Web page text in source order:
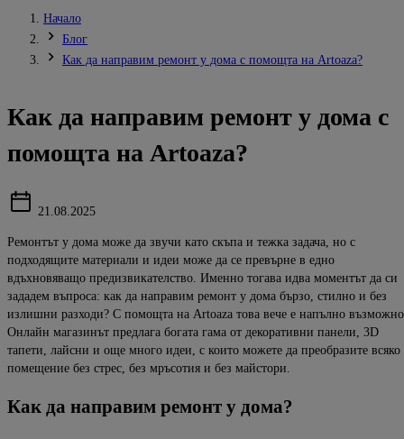
Начало
Блог
Как да направим ремонт у дома с помощта на Artoaza?
Как да направим ремонт у дома с
помощта на Artoaza?
21.08.2025
Ремонтът у дома може да звучи като скъпа и тежка задача, но с
подходящите материали и идеи може да се превърне в едно
вдъхновяващо предизвикателство. Именно тогава идва моментът да си
зададем въпроса: как да направим ремонт у дома бързо, стилно и без
излишни разходи? С помощта на Artoaza това вече е напълно
Онлайн магазинът предлага богата гама от декоративни панели, 3D
тапети, лайсни и още много идеи, с които можете да преобразите всяко
помещение без стрес, без мръсотия и без майстори.
Как да направим ремонт у дома?